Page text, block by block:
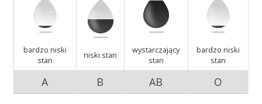
Szkolenia
Badania
bardzo niski
stan
niski stan
wystarczający
stan
bardzo niski
stan
A B AB O